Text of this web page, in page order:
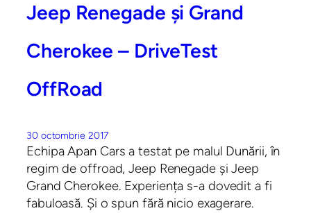
Jeep Renegade și Grand
Cherokee – DriveTest
OffRoad
30 octombrie 2017
Echipa Apan Cars a testat pe malul Dunării, în
regim de offroad, Jeep Renegade și Jeep
Grand Cherokee. Experiența s-a dovedit a fi
fabuloasă. Și o spun fără nicio exagerare.